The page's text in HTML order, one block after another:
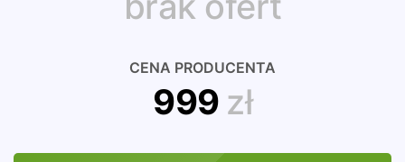
CENA PRODUCENTA
999 zł